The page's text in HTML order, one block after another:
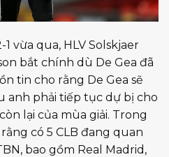
vừa qua, HLV Solskjaer
bắt chính dù De Gea đã
tin cho rằng De Gea sẽ
anh phải tiếp tục dự bị cho
lại của mùa giải. Trong
có 5 CLB đang quan
bao gồm Real Madrid,